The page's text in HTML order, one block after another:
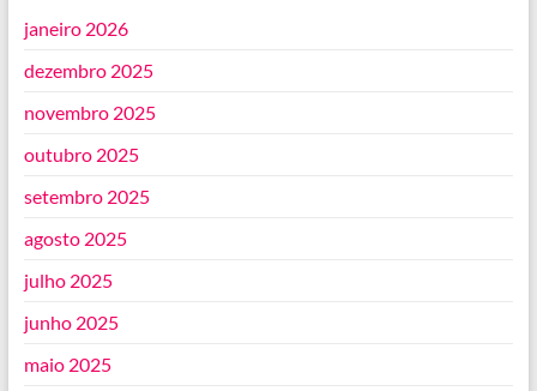
janeiro 2026
dezembro 2025
novembro 2025
outubro 2025
setembro 2025
agosto 2025
julho 2025
junho 2025
maio 2025